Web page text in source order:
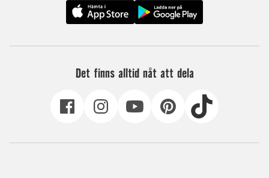
Det finns alltid nåt att dela